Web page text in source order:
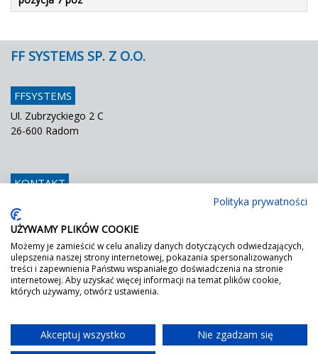
FF SYSTEMS SP. Z O.O.
FFSYSTEMS
Ul. Zubrzyckiego 2 C
26-600 Radom
KONTAKT
Fax
E mail
info@ffsystems.pl
FF JEST ZIELONY!
Polityka prywatności
UŻYWAMY PLIKÓW COOKIE
Możemy je zamieścić w celu analizy danych dotyczących odwiedzających,
ulepszenia naszej strony internetowej, pokazania spersonalizowanych
treści i zapewnienia Państwu wspaniałego doświadczenia na stronie
internetowej. Aby uzyskać więcej informacji na temat plików cookie,
których używamy, otwórz ustawienia.
Akceptuj wszystko Nie zgadzam się